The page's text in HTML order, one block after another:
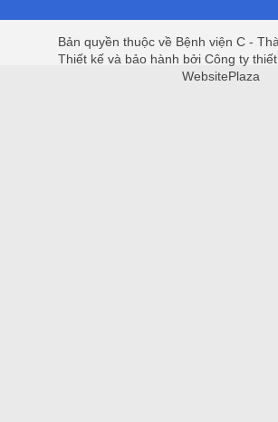
Bản quyền thuộc về Bệnh viện C -
Thiết kế và bảo hành bởi Công ty
WebsitePlaza